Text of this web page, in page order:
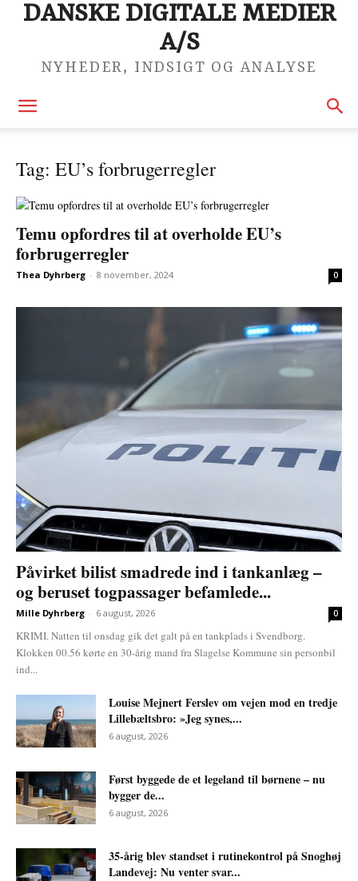
DANSKE DIGITALE MEDIER
A/S
NYHEDER, INDSIGT OG ANALYSE
Tag: EU’s forbrugerregler
Temu opfordres til at overholde EU’s
forbrugerregler
Thea Dyhrberg - 8 november, 2024 0
Påvirket bilist smadrede ind i tankanlæg –
og beruset togpassager befamlede...
Mille Dyhrberg - 6 august, 2026 0
KRIMI. Natten til onsdag gik det galt på en tankplads i Svendborg.
Klokken 00.56 kørte en 30-årig mand fra Slagelse Kommune sin personbil
ind...
Louise Mejnert Ferslev om vejen mod en tredje
Lillebæltsbro: »Jeg synes,...
6 august, 2026
Først byggede de et legeland til børnene – nu
bygger de...
6 august, 2026
35-årig blev standset i rutinekontrol på Snoghøj
Landevej: Nu venter svar...